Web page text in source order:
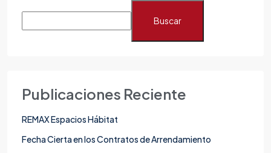
Buscar
Publicaciones Reciente
REMAX Espacios Hábitat
Fecha Cierta en los Contratos de Arrendamiento